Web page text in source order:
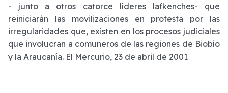
- junto a otros catorce líderes lafkenches- que
reiniciarán las movilizaciones en protesta por las
irregularidades que, existen en los procesos judiciales
que involucran a comuneros de las regiones de Biobío
y la Araucanía. El Mercurio, 23 de abril de 2001